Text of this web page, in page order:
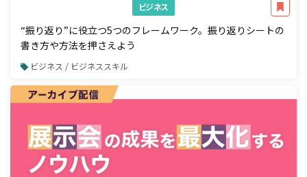
ビジネス
“振り返り”に役立つ5つのフレームワーク。振り返りシートの
書き方や方法を押さえよう
ビジネス / ビジネススキル